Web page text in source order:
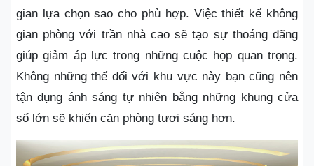
gian lựa chọn sao cho phù hợp. Việc thiết kế không
gian phòng với trần nhà cao sẽ tạo sự thoáng đãng
giúp giảm áp lực trong những cuộc họp quan trọng.
Không những thế đối với khu vực này bạn cũng nên
tận dụng ánh sáng tự nhiên bằng những khung cửa
sổ lớn sẽ khiến căn phòng tươi sáng hơn.